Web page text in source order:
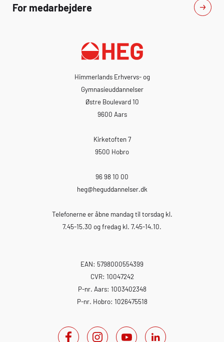
For medarbejdere
Himmerlands Erhvervs- og
Gymnasieuddannelser
Østre Boulevard 10
9600 Aars
Kirketoften 7
9500 Hobro
96 98 10 00
heg@heguddannelser.dk
Telefonerne er åbne mandag til torsdag kl.
7.45-15.30 og fredag kl. 7.45-14.10.
EAN: 5798000554399
CVR: 10047242
P-nr. Aars: 1003402348
P-nr. Hobro: 1026475518